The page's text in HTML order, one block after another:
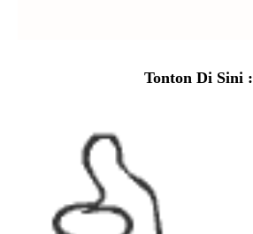
Tonton Di Sini :